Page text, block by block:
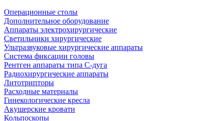
Операционные столы
Дополнительное оборудование
Аппараты электрохирургические
Светильники хирургические
Ультразвуковые хирургические аппараты
Система фиксации головы
Рентген аппараты типа С-дуга
Радиохирургические аппараты
Литотрипторы
Расходные материалы
Гинекологические кресла
Акушерские кровати
Кольпоскопы